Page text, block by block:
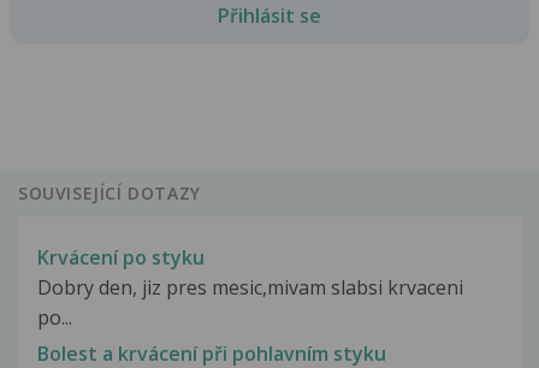
Přihlásit se
SOUVISEJÍCÍ DOTAZY
Krvácení po styku
Dobry den, jiz pres mesic,mivam slabsi krvaceni
po...
Bolest a krvácení při pohlavním styku